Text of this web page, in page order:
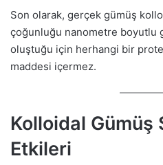
Son olarak, gerçek gümüş
çoğunluğu nanometre boyutlu
oluştuğu için herhangi bir
maddesi içermez.
Kolloidal Gümüş
Etkileri